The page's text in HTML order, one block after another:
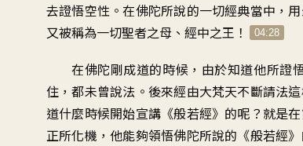
去證悟空性。在佛陀所說的一切經典當中，
又被稱為一切聖者之母、經中之王！
04:28
在佛陀剛成道的時候，由於知道他所證
住，都未曾說法。後來經由大梵天不斷請法
道什麼時候開始宣講《般若經》的呢？就是
正所化機，他能夠領悟佛陀所說的《般若經